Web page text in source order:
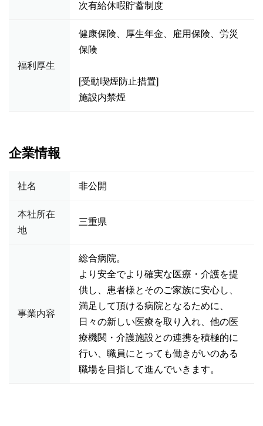
次有給休暇貯蓄制度
福利厚生
健康保険、厚生年金、雇用保険、労災
保険
[受動喫煙防止措置]
施設内禁煙
企業情報
社名 非公開
本社所在
地
三重県
事業内容
総合病院。
より安全でより確実な医療・介護を提
供し、患者様とそのご家族に安心し、
満足して頂ける病院となるために、
日々の新しい医療を取り入れ、他の医
療機関・介護施設との連携を積極的に
行い、職員にとっても働きがいのある
職場を目指して進んでいきます。